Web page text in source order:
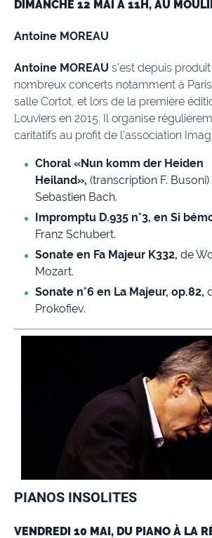
DIMANCHE 12 MAI À 11H, AU
Antoine MOREAU
Antoine MOREAU s’est depuis
nombreux concerts notamment à
salle Cortot, et lors de la première
Louviers en 2015. Il organise
caritatifs au profit de l’association
Choral «Nun komm der Heiden
Heiland», (transcription F.
Sebastien Bach.
Impromptu D.935 n°3, en Si
Franz Schubert.
Sonate en Fa Majeur K332, de
Mozart.
Sonate n°6 en La Majeur, op.82,
Prokofiev.
PIANOS INSOLITES
VENDREDI 10 MAI, DU PIANO À LA